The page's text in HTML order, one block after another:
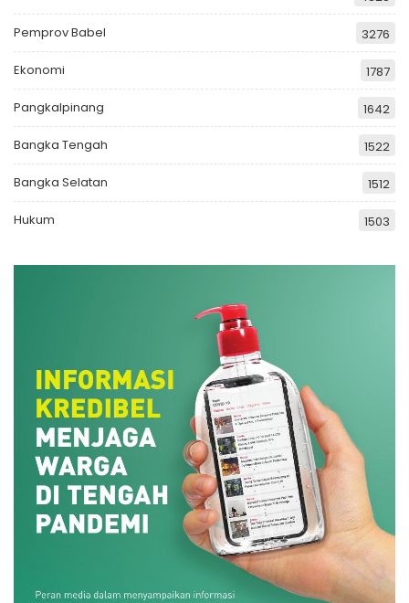
Pemprov Babel 3276
Ekonomi 1787
Pangkalpinang 1642
Bangka Tengah 1522
Bangka Selatan 1512
Hukum 1503